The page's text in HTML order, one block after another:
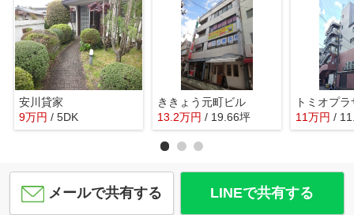
安川貸家
9万円 / 5DK
ききょう元町ビル
13.2万円 / 19.66坪
トミオプラ
11万円 /
メールで共有する LINEで共有する